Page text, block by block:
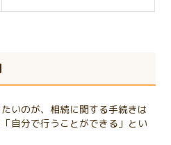
いのが、相続に関する手続きは
自分で行うことができる」とい